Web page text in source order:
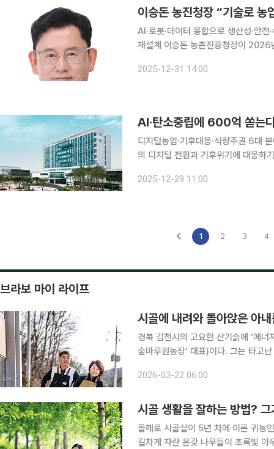
이승돈 농진청장 “기술로
AI·로봇·데이터 융합으로 생산성·안
재설계 이승돈 농촌진흥청장이 2026년을 농업기술 성과가 현장에서 가시화되는 해로 만들겠다는
끌어올리고, 기후위기와 인구 감소라
2025-12-31 14:00
디지털농업·기후대응·식량주권 6대
의 디지털 전환과 기후위기에 대응하
투입된다. 농촌진흥청은 2026
2025-12-29 11:00
1 2 3 4
브라보 마이 라이프
시골에 내려와 돌아앉은 아
경북 김천시의 고요한 산기슭에 ‘에
숲마루원농장’ 대표)이다. 그는 타고
도 했다. 그때마다 영리한 고양이가
2026-03-22 06:00
시골 생활을 잘하는 방법?
올해로 시골살이 5년 차에 이른 귀농
길차게 자란 온갖 나무들이 초록빛